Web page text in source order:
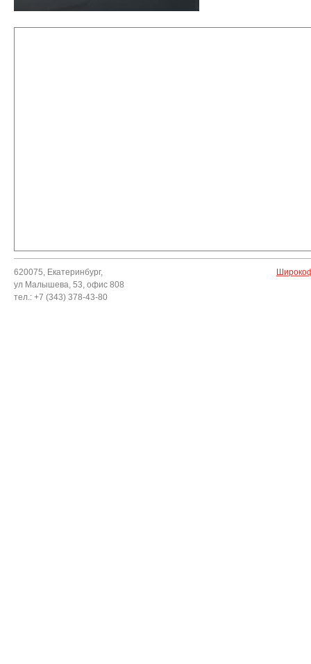
620075, Екатеринбург,
ул Малышева, 53, офис 808
тел.: +7 (343) 378-43-80